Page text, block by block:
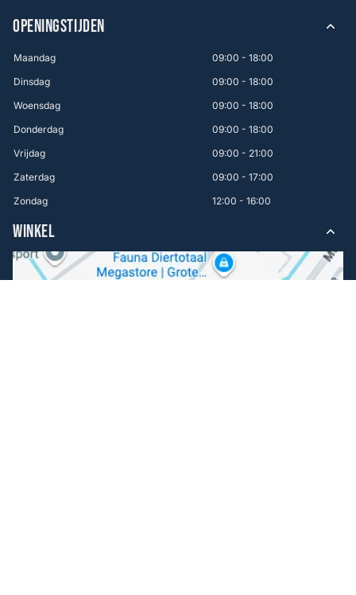
OPENINGSTIJDEN
Maandag
09:00 - 18:00
Dinsdag
09:00 - 18:00
Woensdag
09:00 - 18:00
Donderdag
09:00 - 18:00
Vrijdag
09:00 - 21:00
Zaterdag
09:00 - 17:00
Zondag
12:00 - 16:00
WINKEL